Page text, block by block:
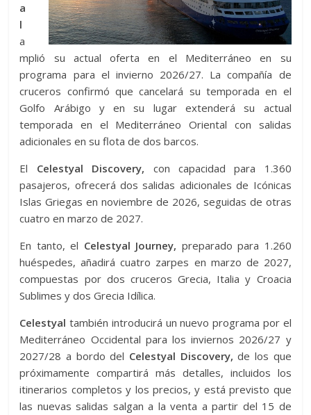
a
l
a
mplió su actual oferta en el Mediterráneo en su
programa para el invierno 2026/27. La compañía de
cruceros confirmó que cancelará su temporada en el
Golfo Arábigo y en su lugar extenderá su actual
temporada en el Mediterráneo Oriental con salidas
adicionales en su flota de dos barcos.
El Celestyal Discovery, con capacidad para 1.360
pasajeros, ofrecerá dos salidas adicionales de Icónicas
Islas Griegas en noviembre de 2026, seguidas de otras
cuatro en marzo de 2027.
En tanto, el Celestyal Journey, preparado para 1.260
huéspedes, añadirá cuatro zarpes en marzo de 2027,
compuestas por dos cruceros Grecia, Italia y Croacia
Sublimes y dos Grecia Idílica.
Celestyal también introducirá un nuevo programa por el
Mediterráneo Occidental para los inviernos 2026/27 y
2027/28 a bordo del Celestyal Discovery, de los que
próximamente compartirá más detalles, incluidos los
itinerarios completos y los precios, y está previsto que
las nuevas salidas salgan a la venta a partir del 15 de